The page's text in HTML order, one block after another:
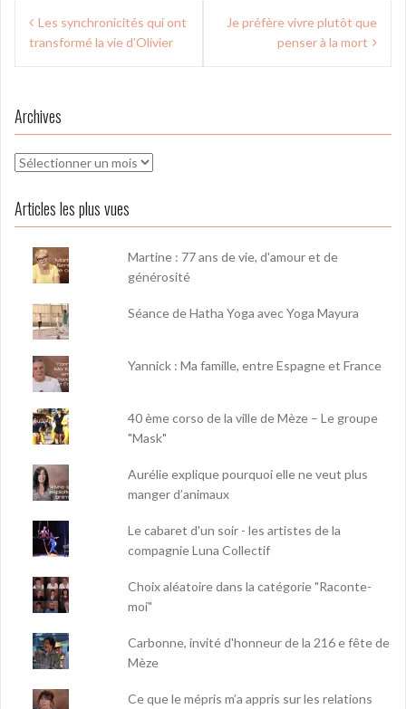
Navigation
deLes synchronicités qui ont
transformé la vie d’Olivier
Je préfère vivre plutôt que
penser à la mort
Archives
Archives
Articles les plus vues
Martine : 77 ans de vie, d'amour et de
générosité
Séance de Hatha Yoga avec Yoga Mayura
Yannick : Ma famille, entre Espagne et France
40 ème corso de la ville de Mèze – Le groupe
"Mask"
Aurélie explique pourquoi elle ne veut plus
manger d’animaux
Le cabaret d'un soir - les artistes de la
compagnie Luna Collectif
Choix aléatoire dans la catégorie "Raconte-
moi"
Carbonne, invité d'honneur de la 216 e fête de
Mèze
Ce que le mépris m’a appris sur les relations